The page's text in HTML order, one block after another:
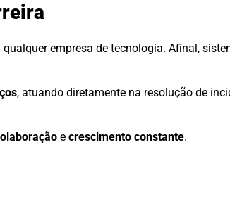
empresa de tecnologia. Afinal,
, atuando diretamente na resolução de
e crescimento constante.